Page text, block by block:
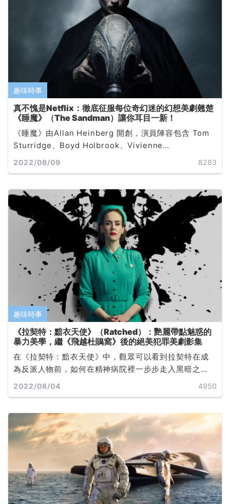
趣味時事
真不愧是Netflix：徹底征服每位奇幻迷的幻想美劇翹楚
《睡魔》（The Sandman）讓你耳目一新！
《睡魔》由Allan Heinberg 開創，演員陣容包含 Tom
Sturridge、Boyd Holbrook、Vivienne
Acheampong、Patton Oswalt、Kirby Howell-
2022/08/09 8283
趣味時事
《拉契特：黯衣天使》（Ratched）：艷麗帶點魅惑的
暴力美學，繼《飛越杜鵑窩》後的絕美犯罪美劇影集
在《拉契特：黯衣天使》中，觀眾可以看到拉契特在成
為反派人物前，如何在精神病院裡一步步走入黑暗之
中。劇集除了描繪拉契特的故事外，也透過精神病院嶄
2022/08/04 4950